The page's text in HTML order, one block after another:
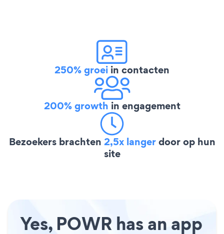
250% groei in contacten
200% growth in engagement
Bezoekers brachten 2,5x langerdoor op hun
site
Yes, POWR has an app